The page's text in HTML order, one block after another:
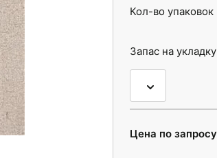
Кол-во упаковок
Запас на укладку
Цена по запросу